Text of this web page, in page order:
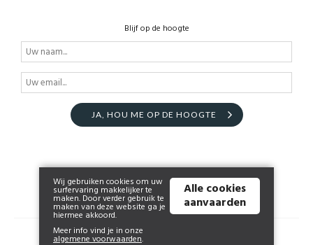
Blijf op de hoogte
JA, HOU ME OP DE HOOGTE
© 2026 www.lingerieaphrodite.be | Powered by
Wij gebruiken cookies om uw
surfervaring makkelijker te
maken. Door verder gebruik te
maken van deze website ga je
hiermee akkoord.
Meer info vind je in onze
algemene voorwaarden.
Alle cookies
aanvaarden